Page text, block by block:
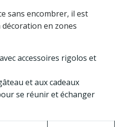
sans encombrer, il est
en zones
accessoires rigolos et
et aux cadeaux
se réunir et échanger